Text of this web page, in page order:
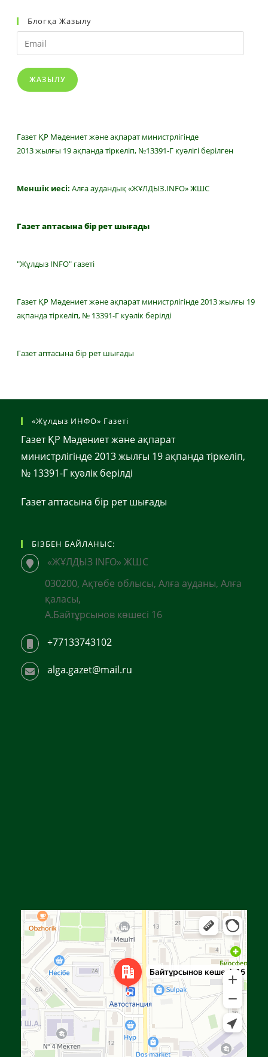
Блогқа Жазылу
Email
ЖАЗЫЛУ
Газет ҚР Мәдениет және ақпарат министрлігінде
2013 жылғы 19 ақпанда тіркеліп, №13391-Г куәлігі берілген
Меншік иесі: Алға аудандық «ЖҰЛДЫЗ.INFO» ЖШС
Газет аптасына бір рет шығады
"Жұлдыз INFO" газеті
Газет ҚР Мәдениет және ақпарат министрлігінде 2013 жылғы 19
ақпанда тіркеліп, № 13391-Г куәлік берілді
Газет аптасына бір рет шығады
«Жұлдыз ИНФО» Газеті
Газет ҚР Мәдениет және ақпарат
министрлігінде 2013 жылғы 19 ақпанда тіркеліп,
№ 13391-Г куәлік берілді
Газет аптасына бір рет шығады
БІЗБЕН БАЙЛАНЫС:
«ЖҰЛДЫЗ INFO» ЖШС
030200, Ақтөбе облысы, Алға ауданы, Алға
қаласы,
А.Байтұрсынов көшесі 16
+77133743102
alga.gazet@mail.ru
Яндекс Карталар — көлік, навигация, орындарды іздеу